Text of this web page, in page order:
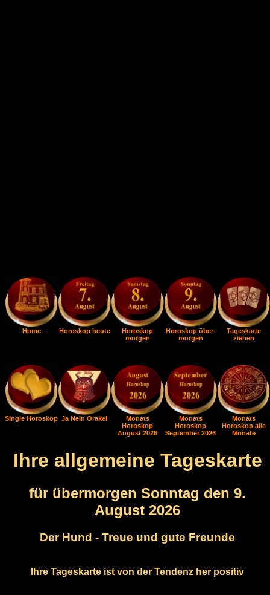
Home Horoskop heute
Horoskop
morgen
Horoskop über-
morgen
Tageskarte
ziehen
Single Horoskop Ja Nein Orakel
Monats
Horoskop
August 2026
Monats
Horoskop
September 2026
Monats
Horoskop alle
Monate
Ihre allgemeine Tageskarte
für übermorgen Sonntag den 9.
August 2026
Der Hund - Treue und gute Freunde
Ihre Tageskarte ist von der Tendenz her positiv